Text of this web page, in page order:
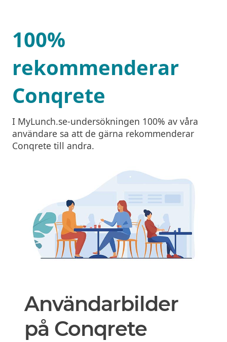
100%
rekommenderar
Conqrete
I MyLunch.se-undersökningen 100% av våra
användare sa att de gärna rekommenderar
Conqrete till andra.
Användarbilder
på Conqrete